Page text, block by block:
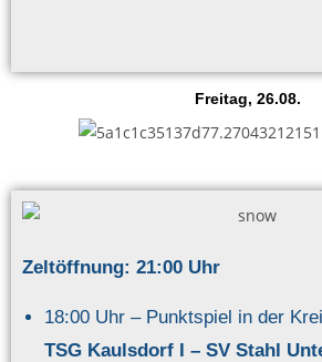
Freitag, 26.08.
Zeltöffnung: 21:00 Uhr
18:00 Uhr – Punktspiel in der
TSG Kaulsdorf I – SV Stahl